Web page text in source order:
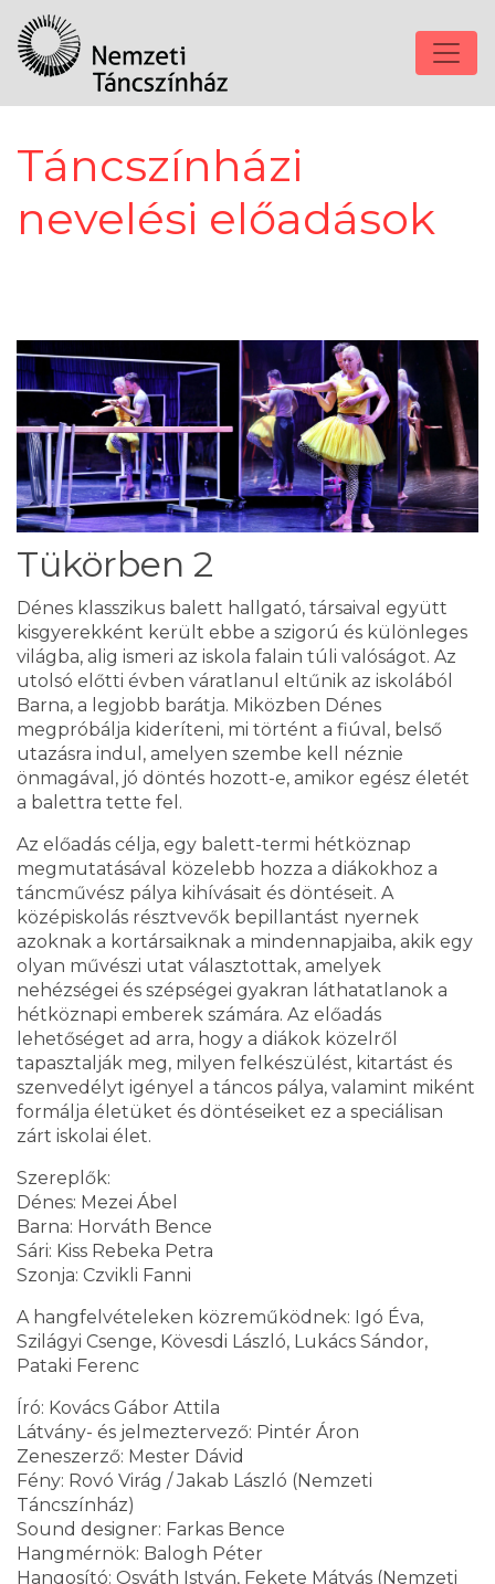
Táncszínházi
nevelési előadások
Tükörben 2
Dénes klasszikus balett hallgató, társaival együtt
kisgyerekként került ebbe a szigorú és különleges
világba, alig ismeri az iskola falain túli valóságot. Az
utolsó előtti évben váratlanul eltűnik az iskolából
Barna, a legjobb barátja. Miközben Dénes
megpróbálja kideríteni, mi történt a fiúval, belső
utazásra indul, amelyen szembe kell néznie
önmagával, jó döntés hozott-e, amikor egész életét
a balettra tette fel.
Az előadás célja, egy balett-termi hétköznap
megmutatásával közelebb hozza a diákokhoz a
táncművész pálya kihívásait és döntéseit. A
középiskolás résztvevők bepillantást nyernek
azoknak a kortársaiknak a mindennapjaiba, akik egy
olyan művészi utat választottak, amelyek
nehézségei és szépségei gyakran láthatatlanok a
hétköznapi emberek számára. Az előadás
lehetőséget ad arra, hogy a diákok közelről
tapasztalják meg, milyen felkészülést, kitartást és
szenvedélyt igényel a táncos pálya, valamint miként
formálja életüket és döntéseiket ez a speciálisan
zárt iskolai élet.
Szereplők:
Dénes: Mezei Ábel
Barna: Horváth Bence
Sári: Kiss Rebeka Petra
Szonja: Czvikli Fanni
A hangfelvételeken közreműködnek: Igó Éva,
Szilágyi Csenge, Kövesdi László, Lukács Sándor,
Pataki Ferenc
Író: Kovács Gábor Attila
Látvány- és jelmeztervező: Pintér Áron
Zeneszerző: Mester Dávid
Fény: Rovó Virág / Jakab László (Nemzeti
Táncszínház)
Sound designer: Farkas Bence
Hangmérnök: Balogh Péter
Hangosító: Osváth István, Fekete Mátyás (Nemzeti